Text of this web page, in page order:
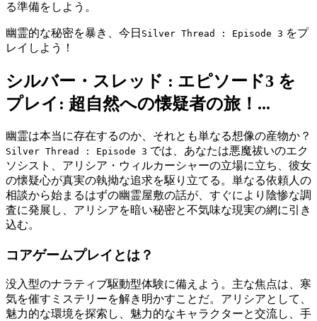
る準備をしよう。
幽霊的な秘密を暴き、今日 Silver Thread : Episode 3 をプ
レイしよう！
シルバー・スレッド : エピソード3 を
プレイ: 超自然への懐疑者の旅！...
幽霊は本当に存在するのか、それとも単なる想像の産物か？
Silver Thread : Episode 3 では、あなたは悪魔祓いのエク
ソシスト、アリシア・ウィルカーシャーの立場に立ち、彼女
の懐疑心が真実の執拗な追求を駆り立てる。単なる依頼人の
相談から始まるはずの幽霊屋敷の話が、すぐにより陰惨な調
査に発展し、アリシアを暗い秘密と不気味な現実の網に引き
込む。
コアゲームプレイとは？
没入型のナラティブ駆動型体験に備えよう。主な焦点は、寒
気を催すミステリーを解き明かすことだ。アリシアとして、
魅力的な環境を探索し、魅力的なキャラクターと交流し、手